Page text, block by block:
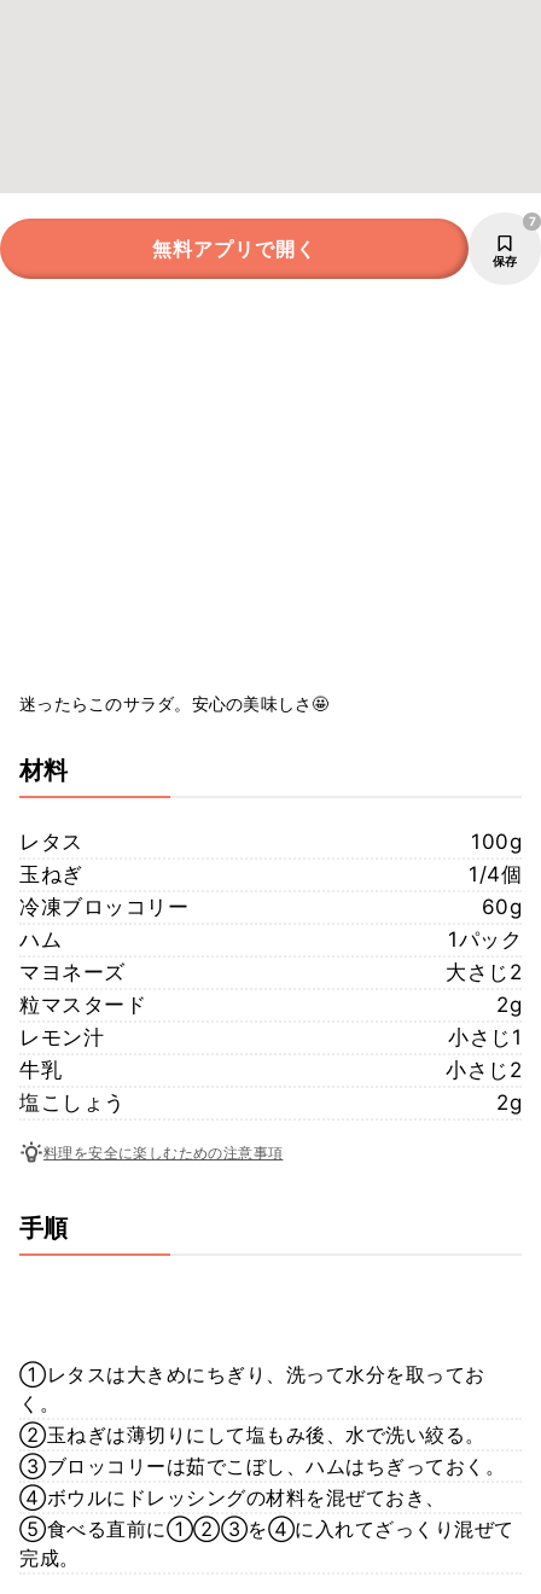
無料アプリで開く 保存
7
迷ったらこのサラダ。安心の美味しさ🤩
材料
レタス
100g
玉ねぎ
1/4個
冷凍ブロッコリー
60g
ハム
1パック
マヨネーズ
大さじ2
粒マスタード
2g
レモン汁
小さじ1
牛乳
小さじ2
塩こしょう
2g
料理を安全に楽しむための注意事項
手順
①レタスは大きめにちぎり、洗って水分を取ってお
く。
②玉ねぎは薄切りにして塩もみ後、水で洗い絞る。
③ブロッコリーは茹でこぼし、ハムはちぎっておく。
④ボウルにドレッシングの材料を混ぜておき、
⑤食べる直前に①②③を④に入れてざっくり混ぜて
完成。